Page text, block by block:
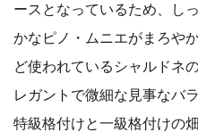
ースとなっているため、し
かなピノ・ムニエがまろや
ど使われているシャルドネ
レガントで微細な見事なバ
特級格付けと一級格付けの